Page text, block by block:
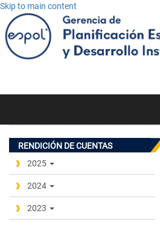
Skip to main content
RENDICIÓN DE CUENTAS
2025
2024
2023